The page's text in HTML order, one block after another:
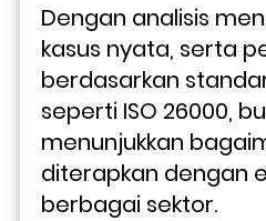
Dengan analisis
kasus nyata, serta
berdasarkan
seperti ISO 26000,
menunjukkan
diterapkan dengan
berbagai sektor.